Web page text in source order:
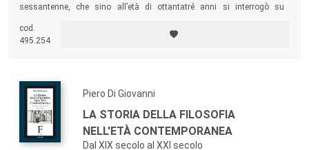
sessantenne, che sino all’età di ottantatré anni si interrogò su
filosofica” di Freud: uno stimolo non marginale per meditare sul
divenire della realtà, caratterizzata dalla dicotomia insanabile tra il
cod.
495.254
Piero Di Giovanni
LA STORIA DELLA FILOSOFIA
NELL'ETÀ CONTEMPORANEA
Dal XIX secolo al XXI secolo